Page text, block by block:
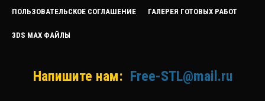
ПОЛЬЗОВАТЕЛЬСКОЕ СОГЛАШЕНИЕ ГАЛЕРЕЯ ГОТОВЫХ РАБОТ
3DS MAX ФАЙЛЫ
Напишите нам: Free-STL@mail.ru